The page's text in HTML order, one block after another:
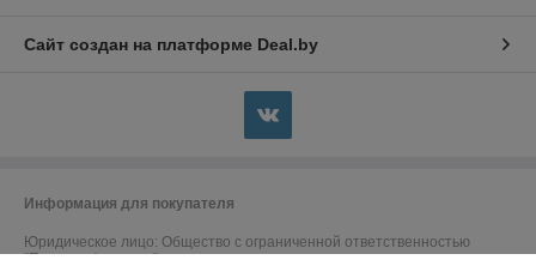
Сайт создан на платформе Deal.by
Информация для покупателя
Юридическое лицо: Общество с ограниченной ответственностью
"Пруды и фонтаны"